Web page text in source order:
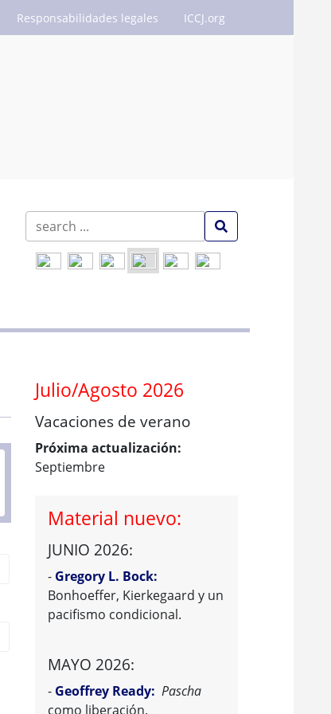
Responsabilidades legales ICCJ.org
Julio/Agosto 2026
Vacaciones de verano
Próxima actualización:
Septiembre
Material nuevo:
JUNIO 2026:
- Gregory L. Bock:
Bonhoeffer, Kierkegaard y un
pacifismo condicional.
MAYO 2026:
- Geoffrey Ready: Pascha
como liberación.